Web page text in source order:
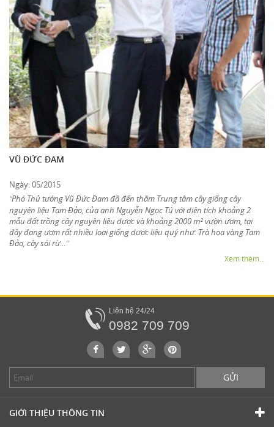
VŨ ĐỨC ĐAM
Ngày: 05/2015
“Phó Thủ tướng Vũ Đức Đam đã đến thăm Trung tâm cây giống cây
nguyên liệu Tam Đảo, của anh Nguyễn Ngọc Tú với diện tích khoảng 2
mẫu đất trồng cây nguyên liệu dược và khoảng 2000 m² vườn ươm, tại
đây đang ươm rất nhiều loại giống dược liệu quý như: Trà hoa vàng Tam
Đảo, cây sói rừ… ”
Xem thêm...
Liên hệ 24/24
0982 709 709
GỬI
GIỚI THIỆU THÔNG TIN